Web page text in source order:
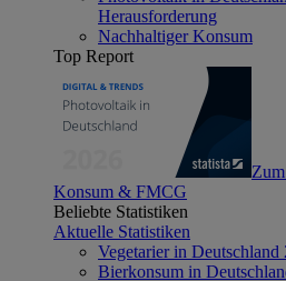
Herausforderung
Nachhaltiger Konsum
Top Report
Konsum & FMCG
Beliebte Statistiken
Aktuelle Statistiken
Vegetarier in Deutschland
Bierkonsum in